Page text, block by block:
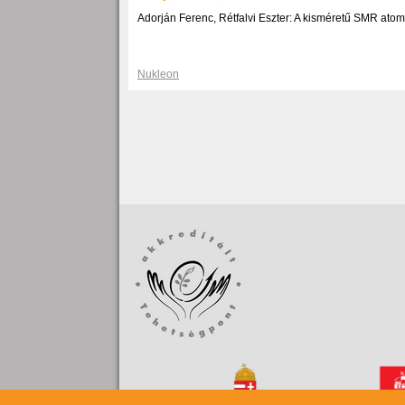
Adorján Ferenc, Rétfalvi Eszter: A kisméretű SMR
Nukleon